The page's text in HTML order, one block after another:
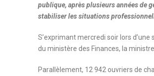
publique, après plusieurs années de
stabiliser les situations
S’exprimant mercredi soir lors
du ministère des Finances, la
Parallèlement, 12 942 ouvriers de